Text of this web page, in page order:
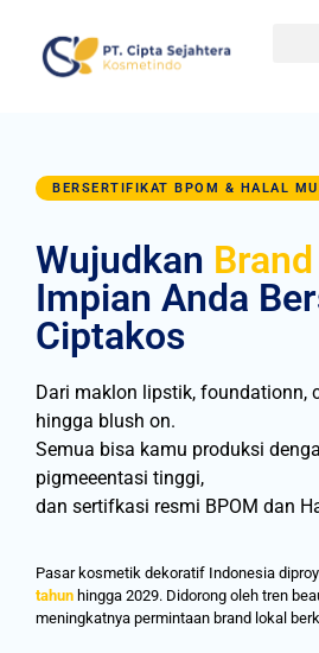
BERSERTIFIKAT BPOM & HALAL
Wujudkan
Impian Anda
Ciptakos
Dari maklon lipstik, foundationn,
hingga blush on.
Semua bisa kamu produksi
pigmeeentasi tinggi,
dan sertifkasi resmi BPOM dan
Pasar kosmetik dekoratif Indonesia
tahun hingga 2029. Didorong oleh tren
meningkatnya permintaan brand lokal